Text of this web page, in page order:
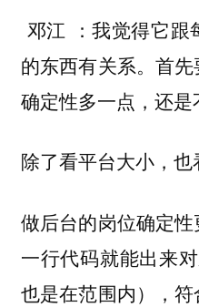
邓江 ：我觉得它
的东西有关系。首
确定性多一点，还是
除了看平台大小，也
做后台的岗位确定
一行代码就能出来
也是在范围内），